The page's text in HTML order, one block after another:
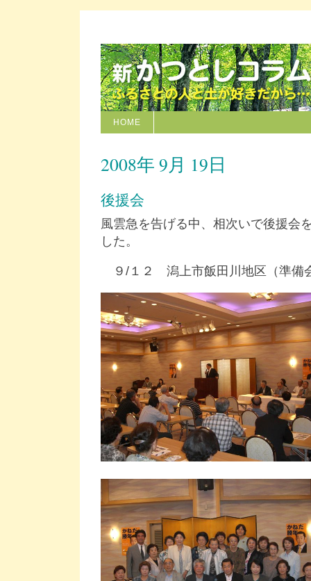
HOME
2008年 9月 19日
後援会
風雲急を告げる中、相次いで後援会
した。
９/１２ 潟上市飯田川地区（準